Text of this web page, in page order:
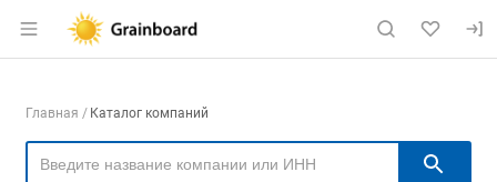
Раздел навигации по сайту
Навигация по компаниям
Главная Каталог компаний